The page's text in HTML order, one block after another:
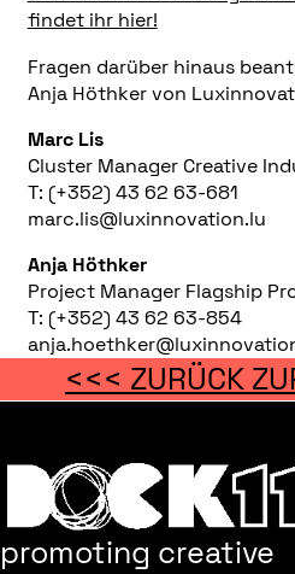
findet ihr hier!
Fragen darüber hinaus
Anja Höthker von
Marc Lis
Cluster Manager Creative
T: (+352) 43 62 63-681
marc.lis@luxinnovation.lu
Anja Höthker
Project Manager Flagship
T: (+352) 43 62 63-854
<<< ZURÜCK
promoting creative